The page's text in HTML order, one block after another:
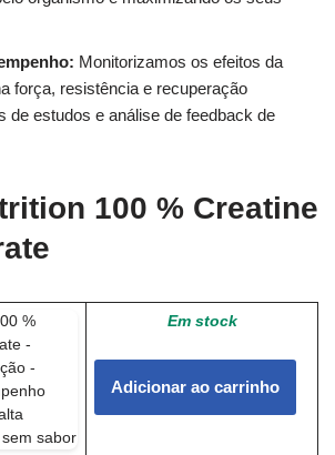
Monitorizamos os efeitos da
força, resistência e recuperação
de estudos e análise de feedback de
100 % Creatine
Em stock
Adicionar ao carrinho